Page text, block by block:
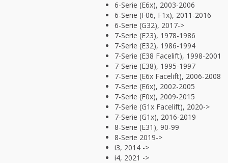
6-Serie (E6x), 2003-2006
6-Serie (F06, F1x), 2011-2016
6-Serie (G32), 2017->
7-Serie (E23), 1978-1986
7-Serie (E32), 1986-1994
7-Serie (E38 Facelift), 1998-2001
7-Serie (E38), 1995-1997
7-Serie (E6x Facelift), 2006-2008
7-Serie (E6x), 2002-2005
7-Serie (F0x), 2009-2015
7-Serie (G1x Facelift), 2020->
7-Serie (G1x), 2016-2019
8-Serie (E31), 90-99
8-Serie 2019->
i3, 2014 ->
i4, 2021 ->